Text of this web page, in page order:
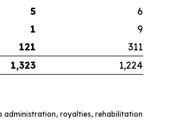
5
6
1
9
121
311
1,323 1,224
administration, royalties, rehabilitation